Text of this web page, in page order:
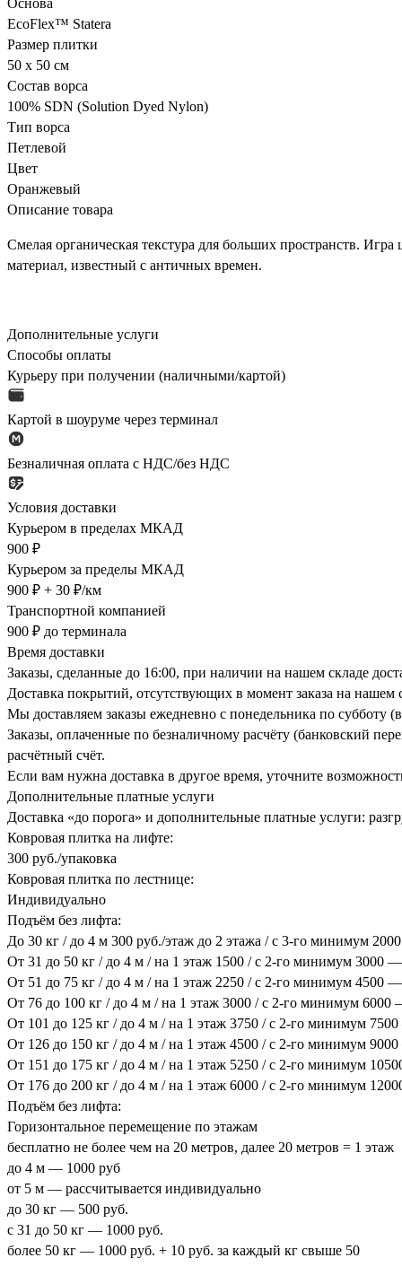
Основа
EcoFlex™ Statera
Размер плитки
50 х 50 см
Состав ворса
100% SDN (Solution Dyed Nylon)
Тип ворса
Петлевой
Цвет
Оранжевый
Описание товара
Смелая органическая текстура для больших пространств.
материал, известный с античных времен.
Дополнительные услуги
Способы оплаты
Курьеру при получении (наличными/картой)
Картой в шоуруме через терминал
Безналичная оплата с НДС/без НДС
Условия доставки
Курьером в пределах МКАД
900 ₽
Курьером за пределы МКАД
900 ₽ + 30 ₽/км
Транспортной компанией
900 ₽ до терминала
Время доставки
Заказы, сделанные до 16:00, при наличии на нашем складе
Доставка покрытий, отсутствующих в момент заказа на
Мы доставляем заказы ежедневно с понедельника по субботу
Заказы, оплаченные по безналичному расчёту (банковский
расчётный счёт.
Если вам нужна доставка в другое время, уточните
Дополнительные платные услуги
Доставка «до порога» и дополнительные платные услуги:
Ковровая плитка на лифте:
300 руб./упаковка
Ковровая плитка по лестнице:
Индивидуально
Подъём без лифта:
До 30 кг / до 4 м 300 руб./этаж до 2 этажа / с 3-го минимум
От 31 до 50 кг / до 4 м / на 1 этаж 1500 / с 2-го минимум 3000
От 51 до 75 кг / до 4 м / на 1 этаж 2250 / с 2-го минимум 4500
От 76 до 100 кг / до 4 м / на 1 этаж 3000 / с 2-го минимум 6000
От 101 до 125 кг / до 4 м / на 1 этаж 3750 / с 2-го минимум
От 126 до 150 кг / до 4 м / на 1 этаж 4500 / с 2-го минимум
От 151 до 175 кг / до 4 м / на 1 этаж 5250 / с 2-го минимум
От 176 до 200 кг / до 4 м / на 1 этаж 6000 / с 2-го минимум
Подъём без лифта:
Горизонтальное перемещение по этажам
бесплатно не более чем на 20 метров, далее 20 метров = 1 этаж
до 4 м — 1000 руб
от 5 м — рассчитывается индивидуально
до 30 кг — 500 руб.
с 31 до 50 кг — 1000 руб.
более 50 кг — 1000 руб. + 10 руб. за каждый кг свыше 50